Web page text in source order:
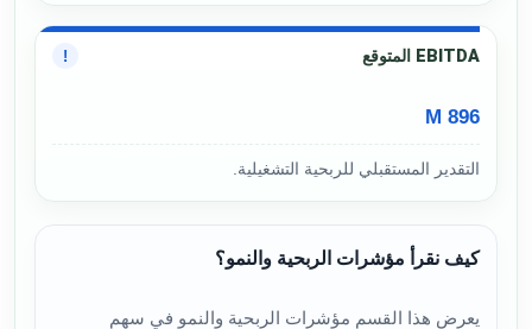
EBITDA المتوقع !
896 M
التقدير المستقبلي للربحية التشغيلية.
كيف نقرأ مؤشرات الربحية والنمو؟
يعرض هذا القسم مؤشرات الربحية والنمو في سهم